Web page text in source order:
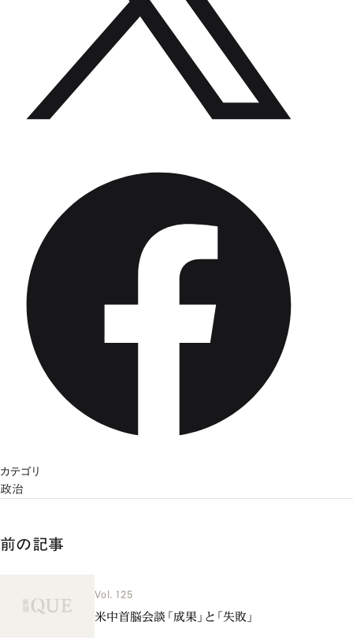
カテゴリ
政治
前の記事
Vol. 125
米中首脳会談「成果」と「失敗」